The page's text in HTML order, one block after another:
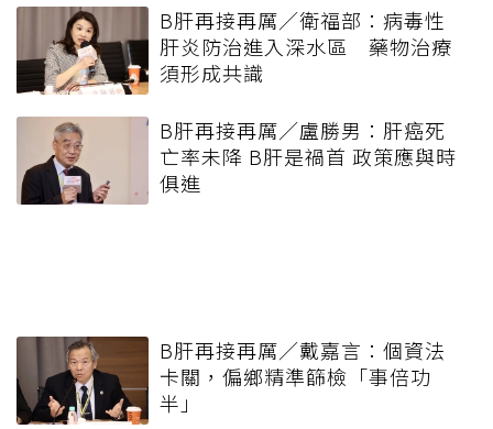
B肝再接再厲／衛福部：病毒性
肝炎防治進入深水區 藥物治療
須形成共識
B肝再接再厲／盧勝男：肝癌死
亡率未降 B肝是禍首 政策應與時
俱進
B肝再接再厲／戴嘉言：個資法
卡關，偏鄉精準篩檢「事倍功
半」